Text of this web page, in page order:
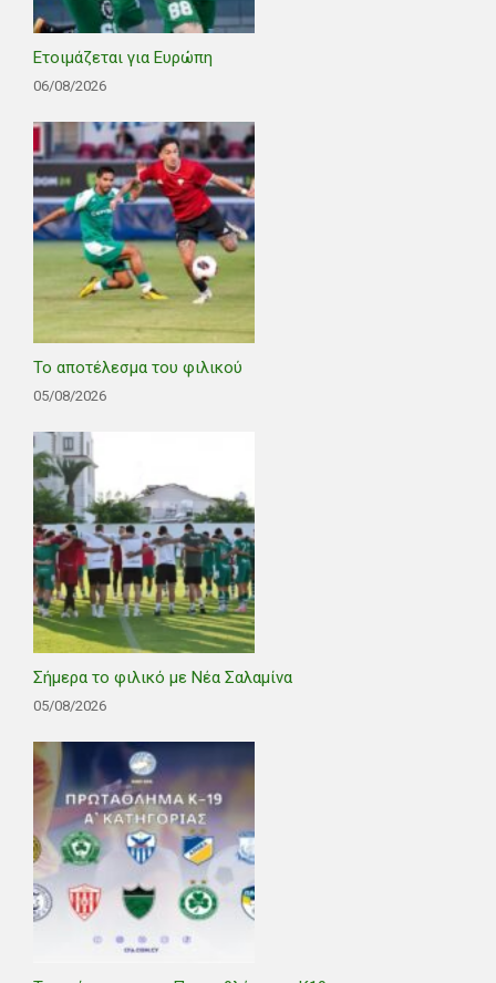
Ετοιμάζεται για Ευρώπη
06/08/2026
Το αποτέλεσμα του φιλικού
05/08/2026
Σήμερα το φιλικό με Νέα Σαλαμίνα
05/08/2026